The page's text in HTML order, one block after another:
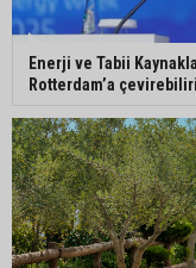
Enerji ve Tabii
Rotterdam’a